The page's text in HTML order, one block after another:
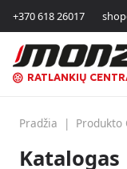
+370 618 26017
RATLANKIŲ
Pradžia | Produkto
Katalogas